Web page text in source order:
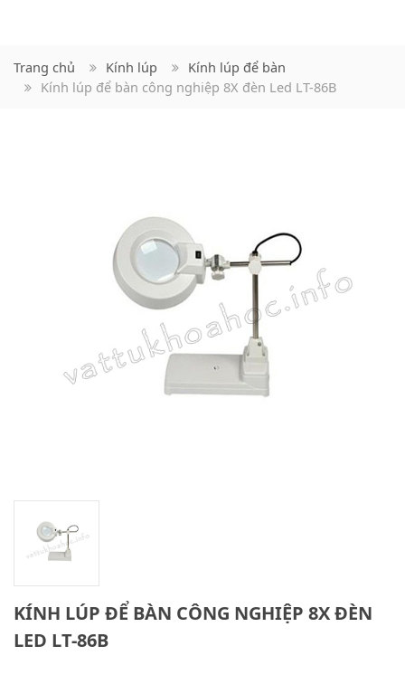
Trang chủ Kính lúp
Kính lúp để bàn
Kính lúp để bàn công nghiệp 8X đèn Led LT-86B
KÍNH LÚP ĐỂ BÀN CÔNG NGHIỆP 8X ĐÈN
LED LT-86B